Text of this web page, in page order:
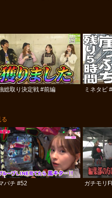
総取り決定戦 #前編 ミネタビ
る
パチ #52 ガチモリ